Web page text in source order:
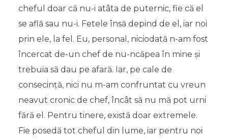
cheful doar că nu-i atâta de puternic, fie că el
se află sau nu-i. Fetele însă depind de el, iar noi
prin ele, la fel. Eu, personal, niciodată n-am fost
încercat de-un chef de nu-ncăpea în mine și
trebuia să dau pe afară. Iar, pe cale de
consecință, nici nu m-am confruntat cu vreun
neavut cronic de chef, încât să nu mă pot urni
fără el. Pentru tinere, există doar extremele.
Fie posedă tot cheful din lume, iar pentru noi